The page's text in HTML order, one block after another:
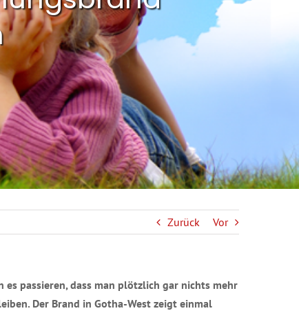
Zurück Vor
passieren, dass man plötzlich gar nichts mehr
Der Brand in Gotha-West zeigt einmal